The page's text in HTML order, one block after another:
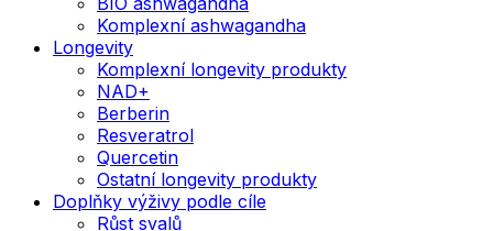
Komplexní ashwagandha
Longevity
Komplexní longevity produkty
NAD+
Berberin
Resveratrol
Quercetin
Ostatní longevity produkty
Doplňky výživy podle cíle
Růst svalů